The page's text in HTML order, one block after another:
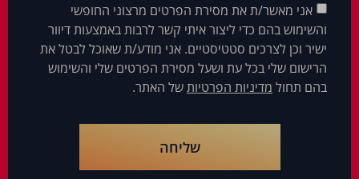
אני מאשר/ת את מסירת הפרטים מרצוני החופשי
והשימוש בהם כדי ליצור איתי קשר לרבות באמצעות דיוור
ישיר וכן לצרכים סטטיסטיים. אני מודע/ת שאוכל לבטל את
הרישום שלי בכל עת ושעל מסירת הפרטים שלי והשימוש
בהם תחול מדיניות הפרטיותשל האתר.
שליחה